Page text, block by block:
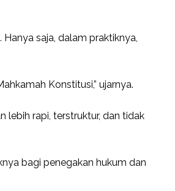
saja, dalam praktiknya,
Konstitusi,” ujarnya.
lebih rapi, terstruktur, dan tidak
bagi penegakan hukum dan